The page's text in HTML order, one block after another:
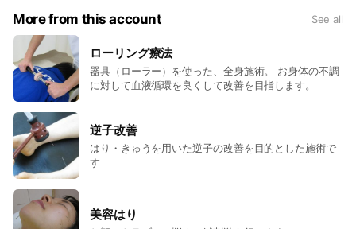
More from this account See all
ローリング療法
器具（ローラー）を使った、全身施術。 お身体の不調
に対して血液循環を良くして改善を目指します。
逆子改善
はり・きゅうを用いた逆子の改善を目的とした施術で
す
美容はり